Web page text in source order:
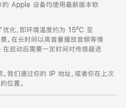
的 Apple 设备均使用最新版本软
化，即环境温度约为 15ºC 至
在长时间以高音量播放音频等情
启动后需要一定时间对传感器进
我们通过你的 IP 地址，或者你在上次
位置。